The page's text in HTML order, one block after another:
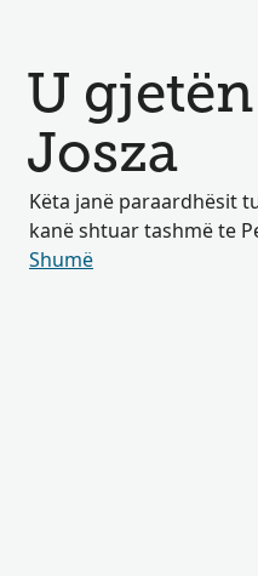
U
Josza
Këta janë paraardhësit
kanë shtuar tashmë te
Shumë